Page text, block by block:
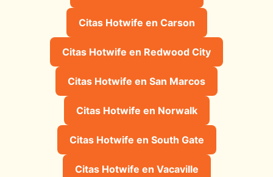
Citas Hotwife en Carson
Citas Hotwife en Redwood City
Citas Hotwife en San Marcos
Citas Hotwife en Norwalk
Citas Hotwife en South Gate
Citas Hotwife en Vacaville